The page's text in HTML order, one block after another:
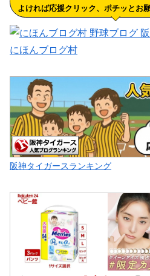
よければ応援クリック、ポチッとお
にほんブログ村
阪神タイガースランキング